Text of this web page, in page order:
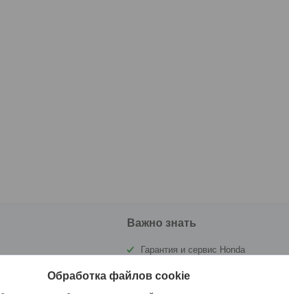
Важно знать
Гарантия и сервис Honda
маломерным судам РБ (ГИМС)
Обработка файлов cookie